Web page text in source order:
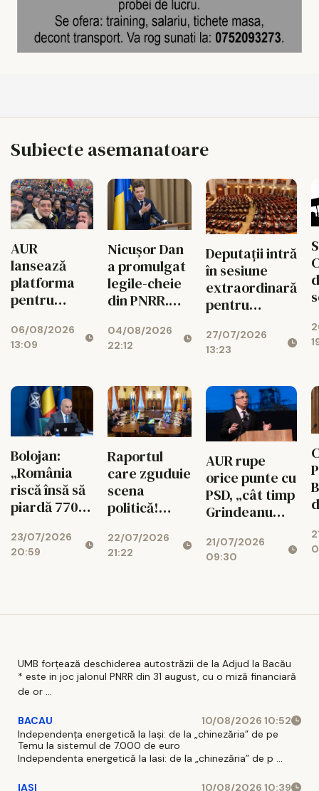
Subiecte asemanatoare
AUR
lansează
platforma
pentru
lui Nicușor
Dan
06/08/2026
13:09
Nicușor Dan
a promulgat
legile-cheie
din PNRR.
Urbanismului
intră în
04/08/2026
22:12
Deputații intră
în sesiune
extraordinară
pentru
banilor din
PNRR
27/07/2026
13:23
Bolojan:
„România
riscă însă să
piardă 770
de euro dacă
legea
23/07/2026
20:59
Raportul
care zguduie
scena
politică!
explică de ce
cresc
22/07/2026
21:22
AUR rupe
orice punte cu
PSD, „cât timp
Grindeanu
partidul”
21/07/2026
09:30
UMB forțează deschiderea autostrăzii de la Adjud la Bacău
* este in joc jalonul PNRR din 31 august, cu o miză financiară
de or ...
BACAU
10/08/2026 10:52
Independența energetică la Iași: de la „chinezăria” de pe
Temu la sistemul de 7.000 de euro
Independenta energetică la Iasi: de la „chinezăria” de p ...
IASI
10/08/2026 10:39